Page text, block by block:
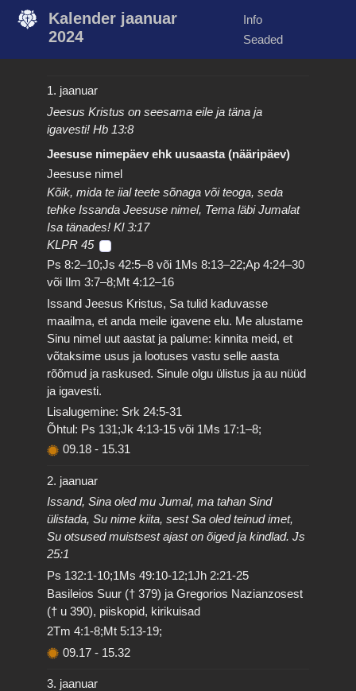
Kalender jaanuar
2024
Info
Seaded
1. jaanuar
Jeesus Kristus on seesama eile ja täna ja
igavesti! Hb 13:8
Jeesuse nimepäev ehk uusaasta (nääripäev)
Jeesuse nimel
Kõik, mida te iial teete sõnaga või teoga, seda
tehke Issanda Jeesuse nimel, Tema läbi Jumalat
Isa tänades! Kl 3:17
KLPR 45
Ps 8:2–10;Js 42:5–8 või 1Ms 8:13–22;Ap 4:24–30
või Ilm 3:7–8;Mt 4:12–16
Issand Jeesus Kristus, Sa tulid kaduvasse
maailma, et anda meile igavene elu. Me alustame
Sinu nimel uut aastat ja palume: kinnita meid, et
võtaksime usus ja lootuses vastu selle aasta
rõõmud ja raskused. Sinule olgu ülistus ja au nüüd
ja igavesti.
Lisalugemine: Srk 24:5-31
Õhtul: Ps 131;Jk 4:13-15 või 1Ms 17:1–8;
09.18 - 15.31
2. jaanuar
Issand, Sina oled mu Jumal, ma tahan Sind
ülistada, Su nime kiita, sest Sa oled teinud imet,
Su otsused muistsest ajast on õiged ja kindlad. Js
25:1
Ps 132:1-10;1Ms 49:10-12;1Jh 2:21-25
Basileios Suur († 379) ja Gregorios Nazianzosest
(† u 390), piiskopid, kirikuisad
2Tm 4:1-8;Mt 5:13-19;
09.17 - 15.32
3. jaanuar